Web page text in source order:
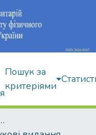
Пошук за
критеріями
та фізичного виховання